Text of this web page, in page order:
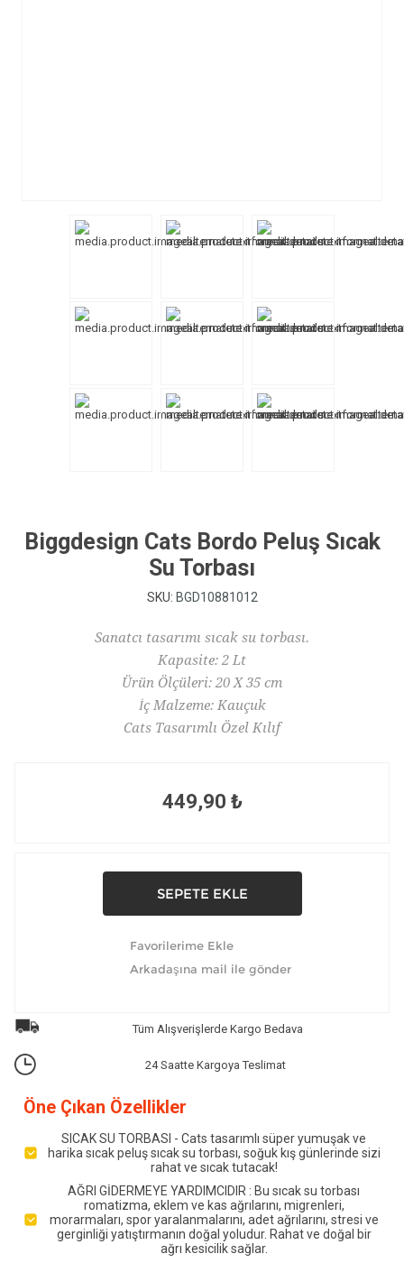
Biggdesign Cats Bordo Peluş Sıcak
Su Torbası
SKU: BGD10881012
Sanatcı tasarımı sıcak su torbası.
Kapasite: 2 Lt
Ürün Ölçüleri: 20 X 35 cm
İç Malzeme: Kauçuk
Cats Tasarımlı Özel Kılıf
449,90 ₺
Tüm Alışverişlerde Kargo Bedava
24 Saatte Kargoya Teslimat
Öne Çıkan Özellikler
SICAK SU TORBASI - Cats tasarımlı süper yumuşak ve
harika sıcak peluş sıcak su torbası, soğuk kış günlerinde sizi
rahat ve sıcak tutacak!
AĞRI GİDERMEYE YARDIMCIDIR : Bu sıcak su torbası
romatizma, eklem ve kas ağrılarını, migrenleri,
morarmaları, spor yaralanmalarını, adet ağrılarını, stresi ve
gerginliği yatıştırmanın doğal yoludur. Rahat ve doğal bir
ağrı kesicilik sağlar.